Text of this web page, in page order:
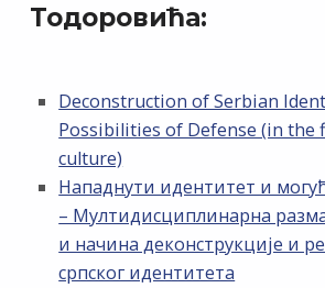
Тодоровића:
Deconstruction of Serbian
Possibilities of Defense (in the
culture)
Нападнути идентитет и
– Мултидисциплинарна
и начина деконструкције и
српског идентитета